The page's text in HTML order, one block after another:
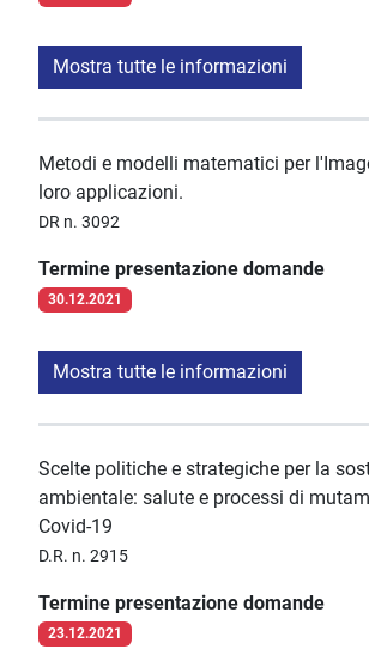
Mostra tutte le informazioni
Metodi e modelli matematici per
loro applicazioni.
DR n. 3092
Termine presentazione domande
30.12.2021
Mostra tutte le informazioni
Scelte politiche e strategiche per la
ambientale: salute e processi di
Covid-19
D.R. n. 2915
Termine presentazione domande
23.12.2021